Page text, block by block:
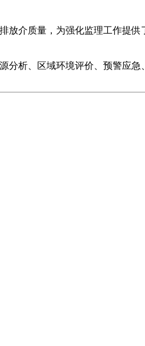
介质量，为强化监理工作提供
析、区域环境评价、预警应急